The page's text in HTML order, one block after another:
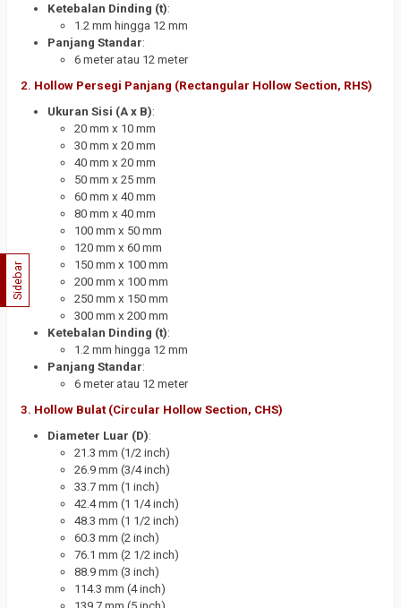
Ketebalan Dinding (t):
1.2 mm hingga 12 mm
Panjang Standar:
6 meter atau 12 meter
2. Hollow Persegi Panjang (Rectangular Hollow Section, RHS)
Ukuran Sisi (A x B):
20 mm x 10 mm
30 mm x 20 mm
40 mm x 20 mm
50 mm x 25 mm
60 mm x 40 mm
80 mm x 40 mm
100 mm x 50 mm
120 mm x 60 mm
150 mm x 100 mm
200 mm x 100 mm
250 mm x 150 mm
300 mm x 200 mm
Ketebalan Dinding (t):
1.2 mm hingga 12 mm
Panjang Standar:
6 meter atau 12 meter
3. Hollow Bulat (Circular Hollow Section, CHS)
Diameter Luar (D):
21.3 mm (1/2 inch)
26.9 mm (3/4 inch)
33.7 mm (1 inch)
42.4 mm (1 1/4 inch)
48.3 mm (1 1/2 inch)
60.3 mm (2 inch)
76.1 mm (2 1/2 inch)
88.9 mm (3 inch)
114.3 mm (4 inch)
Sidebar